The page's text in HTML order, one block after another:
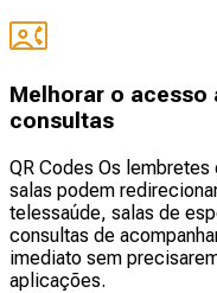
Melhorar o acesso
consultas
QR Codes Os
salas podem
telessaúde, salas de
consultas de
imediato sem
aplicações.